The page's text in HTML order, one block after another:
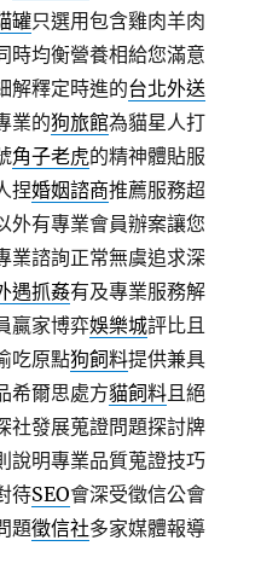
罐只選用包含雞肉羊肉
時均衡營養相給您滿意
解釋定時進的台北外送
業的狗旅館為貓星人打
角子老虎的精神體貼服
捏婚姻諮商推薦服務超
外有專業會員辦案讓您
業諮詢正常無虞追求深
遇抓姦有及專業服務解
贏家博弈娛樂城評比且
吃原點狗飼料提供兼具
希爾思處方貓飼料且絕
社發展蒐證問題探討牌
說明專業品質蒐證技巧
待SEO會深受徵信公會
題徵信社多家媒體報導